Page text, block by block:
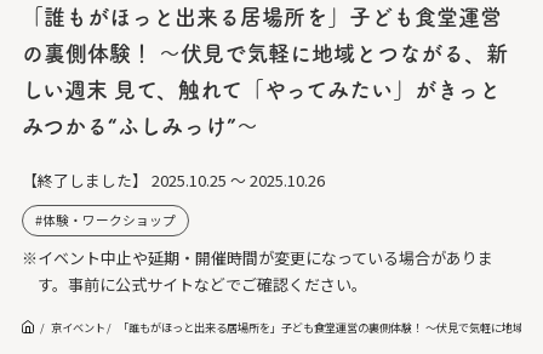
「誰もがほっと出来る居場所を」子ども食堂運営
の裏側体験！ ～伏見で気軽に地域とつながる、新
しい週末 見て、触れて「やってみたい」がきっと
みつかる“ふしみっけ”～
【終了しました】 2025.10.25 ～ 2025.10.26
体験・ワークショップ
※イベント中止や延期・開催時間が変更になっている場合がありま
す。事前に公式サイトなどでご確認ください。
京イベント 「誰もがほっと出来る居場所を」子ども食堂運営の裏側体験！ ～伏見で気軽に地域